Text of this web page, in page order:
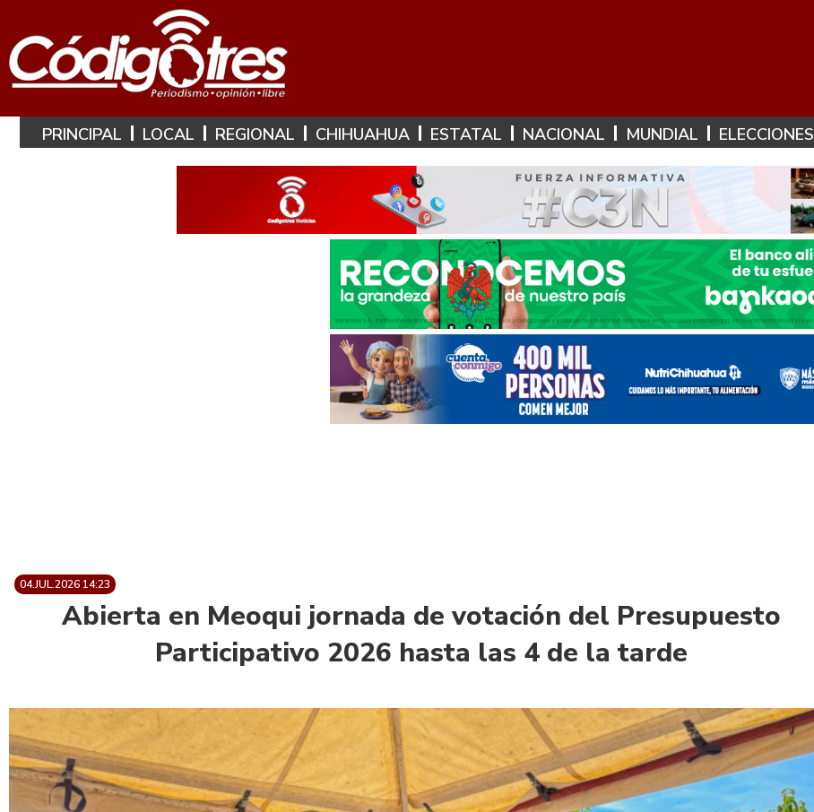
PRINCIPAL LOCAL REGIONAL CHIHUAHUA ESTATAL NACIONAL MUNDIAL ELECCIONES
04.JUL.2026 14:23
Abierta en Meoqui jornada de votación del Presupuesto
Participativo 2026 hasta las 4 de la tarde